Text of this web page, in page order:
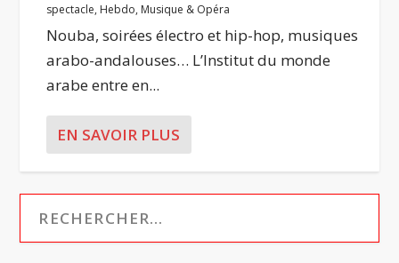
spectacle, Hebdo, Musique & Opéra
Nouba, soirées électro et hip-hop, musiques
arabo-andalouses… L’Institut du monde
arabe entre en...
EN SAVOIR PLUS